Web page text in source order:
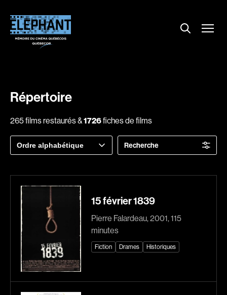
Menu
Explorer le répertoire
Nouvelles
À propos
Comment louer un film ?
FAQ
About us
Explorer par
Genres
Répertoire
265 films restaurés &1726fiches de films
Trier
par
Recherche
15 février 1839
Pierre Falardeau, 2001, 115
minutes
Fiction Drames Historiques